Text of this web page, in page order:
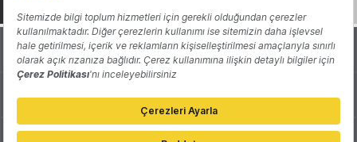
Hakkında Yazarlar
Katkıda Bulun Reklam